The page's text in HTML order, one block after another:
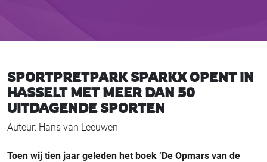
SPORTPRETPARK SPARKX OPENT IN
HASSELT MET MEER DAN 50
UITDAGENDE SPORTEN
Auteur: Hans van Leeuwen
Toen wij tien jaar geleden het boek ‘De Opmars van de